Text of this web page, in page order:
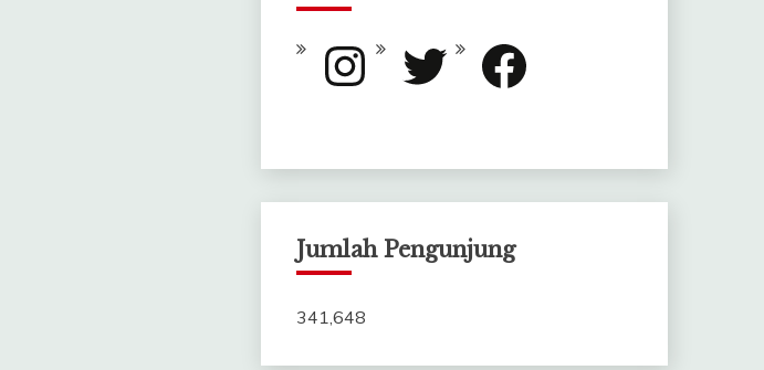
Instagram Twitter Facebook
Jumlah Pengunjung
341,648